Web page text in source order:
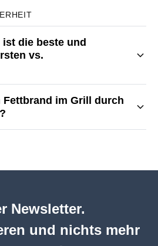
die beste und
vs.
Fettbrand im Grill durch
Newsletter.
und nichts mehr